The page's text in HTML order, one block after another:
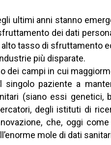
ultimi anni stanno
dei dati
alto tasso di sfruttamento
più disparate.
dei campi in cui
singolo paziente a
(siano essi genetici,
degli istituti di
che, oggi
mole di dati